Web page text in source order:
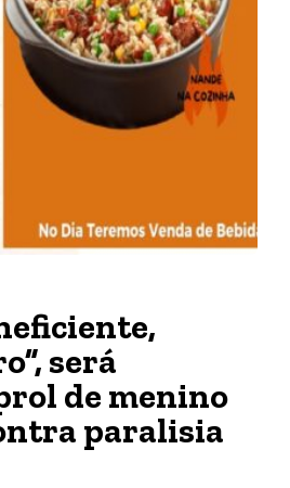
será
de menino
paralisia